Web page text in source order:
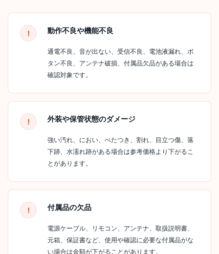
動作不良や機能不良
通電不良、音が出ない、受信不良、電池液漏れ、ボ
タン不良、アンテナ破損、付属品欠品がある場合は
確認対象です。
外装や保管状態のダメージ
強い汚れ、におい、べたつき、割れ、目立つ傷、落
下跡、水濡れ跡がある場合は参考価格より下がるこ
とがあります。
付属品の欠品
電源ケーブル、リモコン、アンテナ、取扱説明書、
元箱、保証書など、使用や確認に必要な付属品がな
い場合は金額が下がることがあります。